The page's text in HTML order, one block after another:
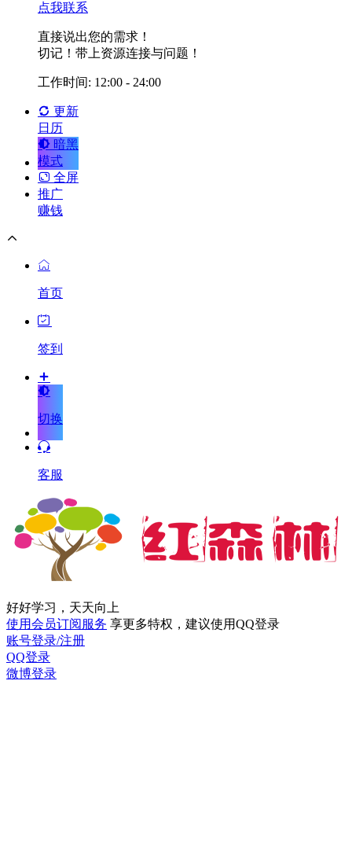
点我联系
直接说出您的需求！
切记！带上资源连接与问题！
工作时间: 12:00 - 24:00
更新
日历
暗黑
模式
全屏
推广
赚钱
首页
签到
切换
客服
好好学习，天天向上
使用会员订阅服务 享更多特权，建议使用QQ登录
账号登录/注册
QQ登录
微博登录